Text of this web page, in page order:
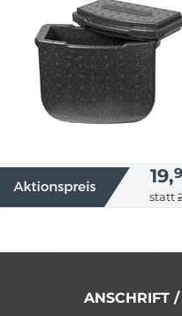
19,
statt
ANSCHRIFT